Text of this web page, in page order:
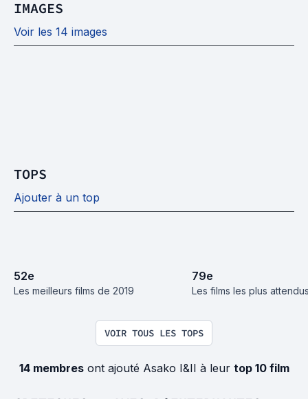
IMAGES
Voir les 14 images
TOPS
Ajouter à un top
52e
Les meilleurs films de 2019
79e
Les films les plus
VOIR TOUS LES TOPS
14 membresont ajouté Asako I&II à leur top 10 film